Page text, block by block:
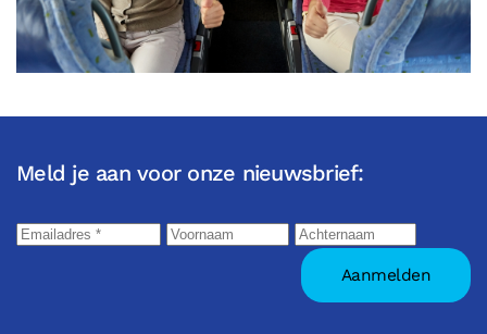
Meld je aan voor onze nieuwsbrief: